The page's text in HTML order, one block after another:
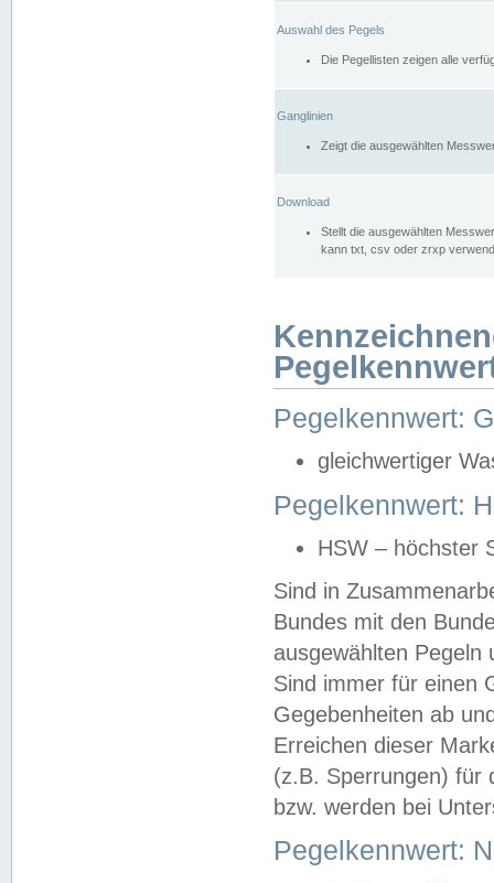
Auswahl des Pegels
Die Pegellisten zeigen alle
Ganglinien
Zeigt die ausgewählten
Download
Stellt die ausgewählten
kann txt, csv oder zrxp
Pegelkennwert:
gleichwertiger
Pegelkennwert:
HSW – höchster
Sind in
Bundes mit den
ausgewählten
Sind immer für einen
Gegebenheiten ab
Erreichen dieser
(z.B. Sperrungen) für
bzw. werden bei
Pegelkennwert: